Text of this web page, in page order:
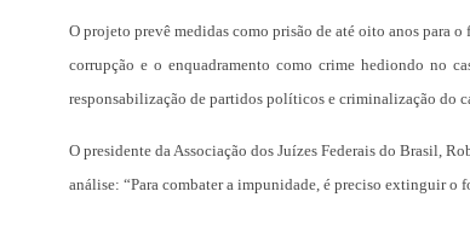
O projeto prevê medidas como prisão de até oito anos para
corrupção e o enquadramento como crime hediondo no
responsabilização de partidos políticos e criminalização do
O presidente da Associação dos Juízes Federais do Brasil,
análise: “Para combater a impunidade, é preciso extinguir